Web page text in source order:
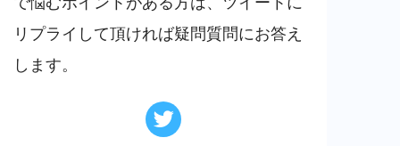
リプライして頂ければ疑問質問にお答え
します。